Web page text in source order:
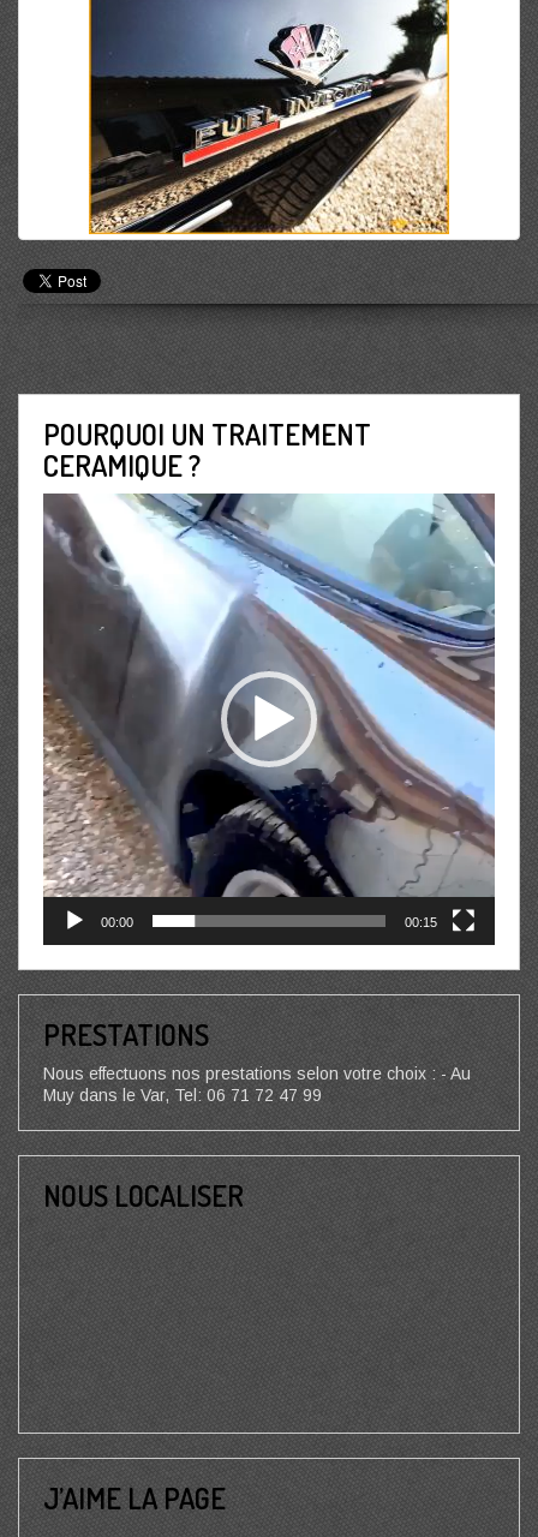
POURQUOI UN TRAITEMENT
CERAMIQUE ?
Lecteur
vidéo
00:00 00:15
PRESTATIONS
Nous effectuons nos prestations selon votre choix : - Au
Muy dans le Var, Tel: 06 71 72 47 99
NOUS LOCALISER
J’AIME LA PAGE